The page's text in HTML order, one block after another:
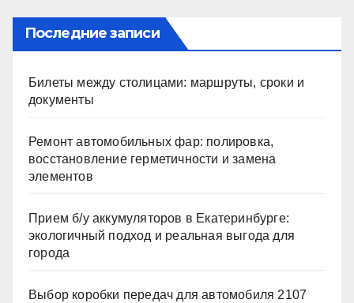
Последние записи
Билеты между столицами: маршруты, сроки и
документы
Ремонт автомобильных фар: полировка,
восстановление герметичности и замена
элементов
Прием б/у аккумуляторов в Екатеринбурге:
экологичный подход и реальная выгода для
города
Выбор коробки передач для автомобиля 2107